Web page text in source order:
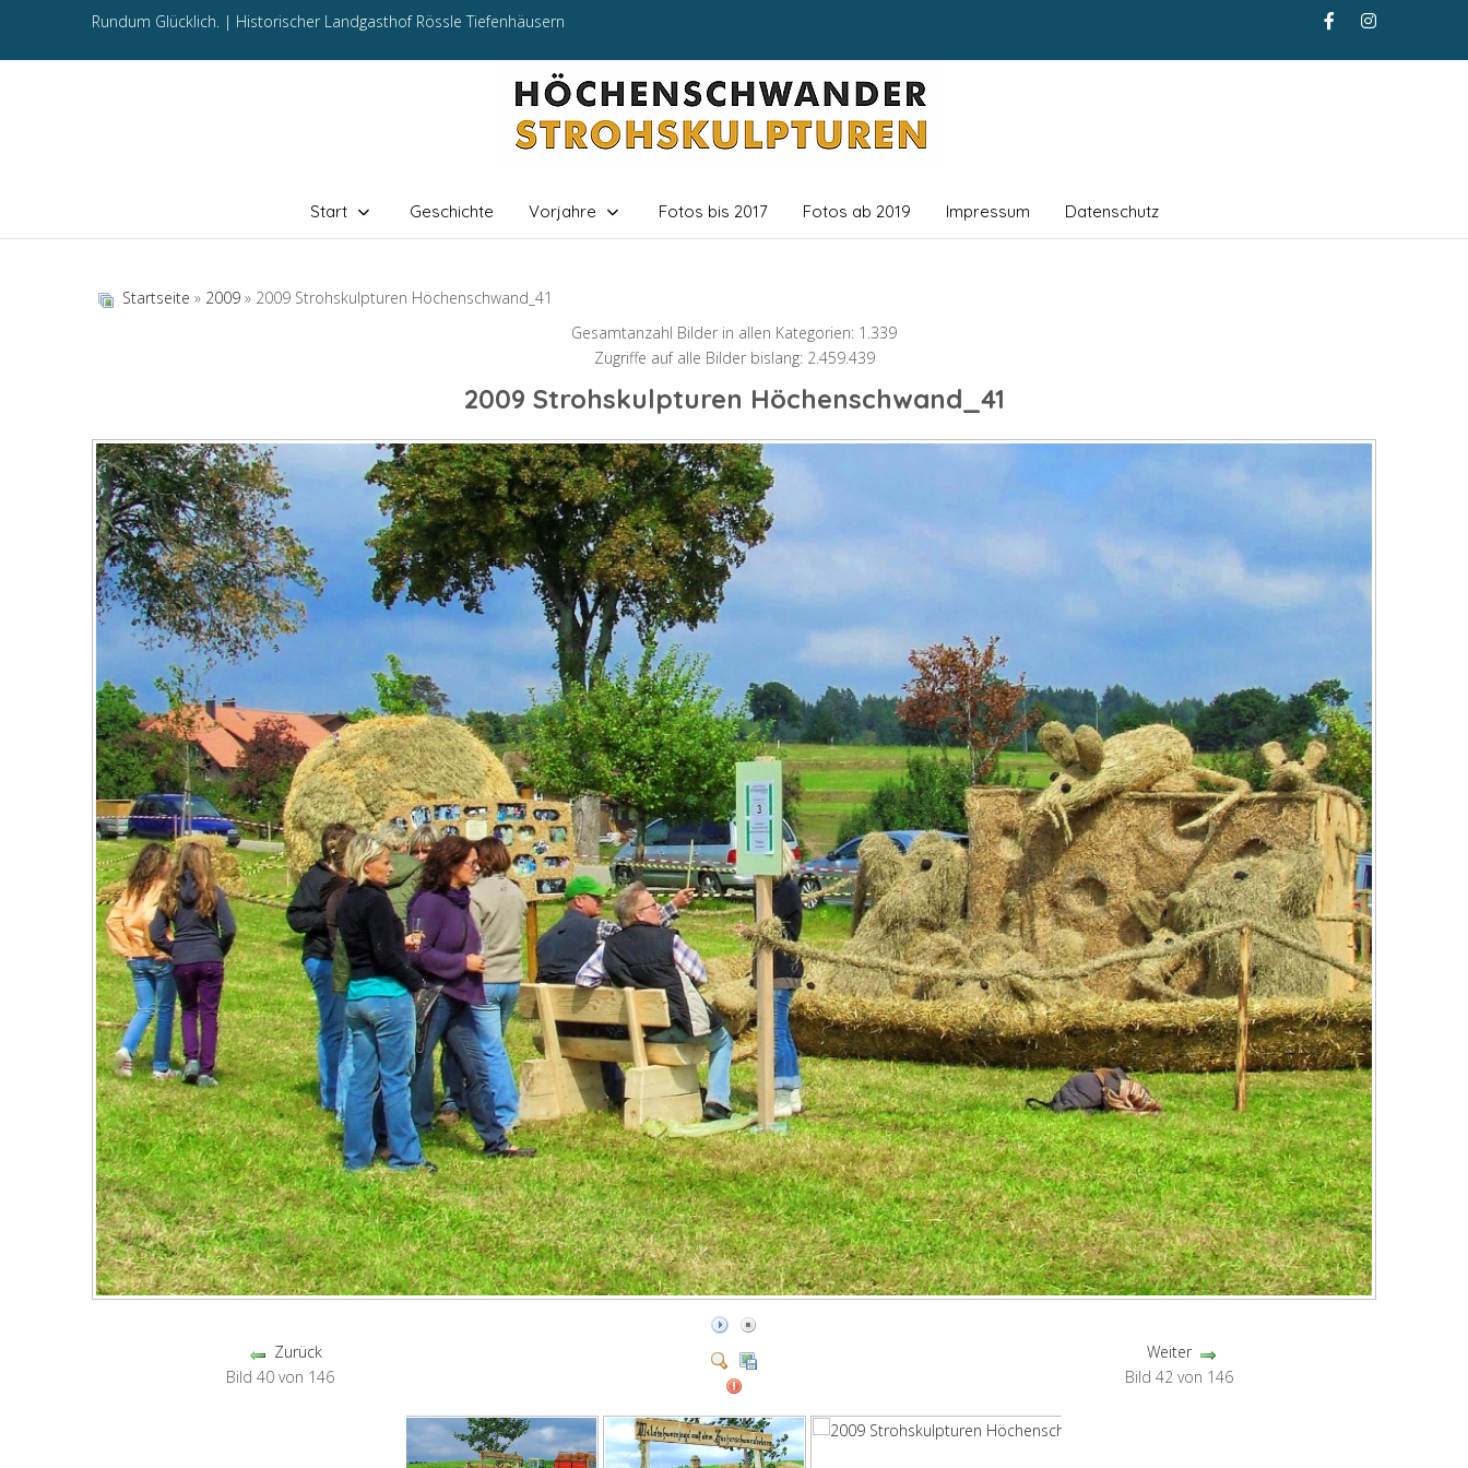
Rundum Glücklich. | Historischer Landgasthof Rössle Tiefenhäusern
Start Geschichte Vorjahre Fotos bis 2017 Fotos ab 2019 Impressum Datenschutz
Startseite » 2009 » 2009 Strohskulpturen Höchenschwand_41
Gesamtanzahl Bilder in allen Kategorien: 1.339
Zugriffe auf alle Bilder bislang: 2.459.439
2009 Strohskulpturen Höchenschwand_41
Zurück
Bild 40 von 146
Weiter
Bild 42 von 146